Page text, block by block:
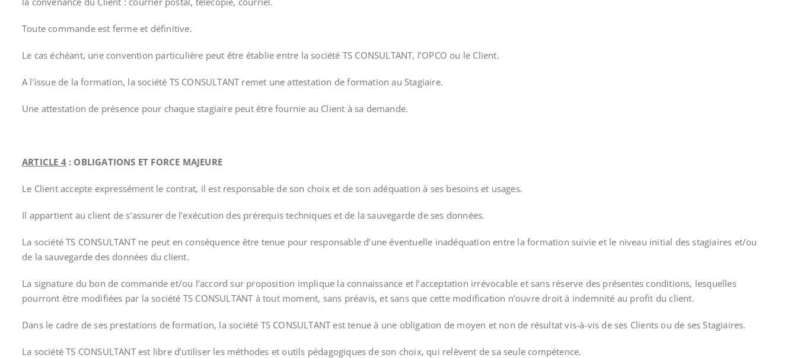
Toute commande est ferme et définitive.
Le cas échéant, une convention particulière peut être établie entre la société TS CONSULTANT, l’OPCO ou le Client.
A l’issue de la formation, la société TS CONSULTANT remet une attestation de formation au Stagiaire.
Une attestation de présence pour chaque stagiaire peut être fournie au Client à sa demande.
ARTICLE 4: OBLIGATIONS ET FORCE MAJEURE
Le Client accepte expressément le contrat, il est responsable de son choix et de son adéquation à ses besoins et usages.
Il appartient au client de s’assurer de l’exécution des prérequis techniques et de la sauvegarde de ses données.
La société TS CONSULTANT ne peut en conséquence être tenue pour responsable d’une éventuelle inadéquation entre la formation suivie et le niveau initial des stagiaires et/ou
de la sauvegarde des données du client.
La signature du bon de commande et/ou l’accord sur proposition implique la connaissance et l’acceptation irrévocable et sans réserve des présentes conditions, lesquelles
pourront être modifiées par la société TS CONSULTANT à tout moment, sans préavis, et sans que cette modification n’ouvre droit à indemnité au profit du client.
Dans le cadre de ses prestations de formation, la société TS CONSULTANT est tenue à une obligation de moyen et non de résultat vis-à-vis de ses Clients ou de ses Stagiaires.
La société TS CONSULTANT est libre d’utiliser les méthodes et outils pédagogiques de son choix, qui relèvent de sa seule compétence.